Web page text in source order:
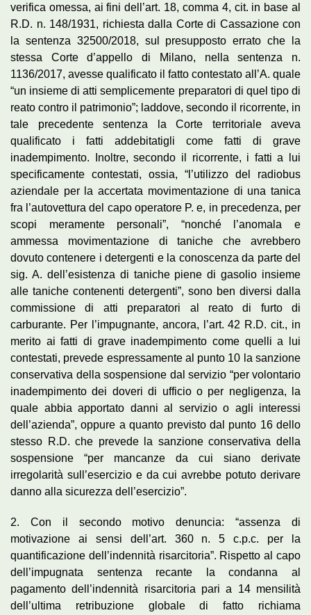
verifica omessa, ai fini dell’art. 18, comma 4, cit. in base al
R.D. n. 148/1931, richiesta dalla Corte di Cassazione con
la sentenza 32500/2018, sul presupposto errato che la
stessa Corte d’appello di Milano, nella sentenza n.
1136/2017, avesse qualificato il fatto contestato all’A. quale
“un insieme di atti semplicemente preparatori di quel tipo di
reato contro il patrimonio”; laddove, secondo il ricorrente, in
tale precedente sentenza la Corte territoriale aveva
qualificato i fatti addebitatigli come fatti di grave
inadempimento. Inoltre, secondo il ricorrente, i fatti a lui
specificamente contestati, ossia, “l’utilizzo del radiobus
aziendale per la accertata movimentazione di una tanica
fra l’autovettura del capo operatore P. e, in precedenza, per
scopi meramente personali”, “nonché l’anomala e
ammessa movimentazione di taniche che avrebbero
dovuto contenere i detergenti e la conoscenza da parte del
sig. A. dell’esistenza di taniche piene di gasolio insieme
alle taniche contenenti detergenti”, sono ben diversi dalla
commissione di atti preparatori al reato di furto di
carburante. Per l’impugnante, ancora, l’art. 42 R.D. cit., in
merito ai fatti di grave inadempimento come quelli a lui
contestati, prevede espressamente al punto 10 la sanzione
conservativa della sospensione dal servizio “per volontario
inadempimento dei doveri di ufficio o per negligenza, la
quale abbia apportato danni al servizio o agli interessi
dell’azienda”, oppure a quanto previsto dal punto 16 dello
stesso R.D. che prevede la sanzione conservativa della
sospensione “per mancanze da cui siano derivate
irregolarità sull’esercizio e da cui avrebbe potuto derivare
danno alla sicurezza dell’esercizio”.
2. Con il secondo motivo denuncia: “assenza di
motivazione ai sensi dell’art. 360 n. 5 c.p.c. per la
quantificazione dell’indennità risarcitoria”. Rispetto al capo
dell’impugnata sentenza recante la condanna al
pagamento dell’indennità risarcitoria pari a 14 mensilità
dell’ultima retribuzione globale di fatto richiama